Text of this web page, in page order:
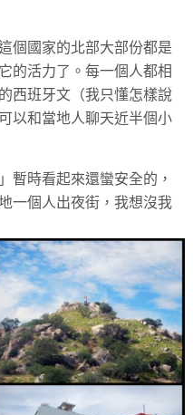
個國家的北部大部份都是
的活力了。每一個人都相
西班牙文（我只懂怎樣說
以和當地人聊天近半個小
暫時看起來還蠻安全的，
一個人出夜街，我想沒我